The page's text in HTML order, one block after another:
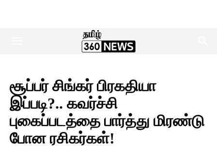
சூப்பர் சிங்கர் பிரகதியா
இப்படி?.. கவர்ச்சி
புகைப்படத்தை பார்த்து மிரண்டு
போன ரசிகர்கள்!